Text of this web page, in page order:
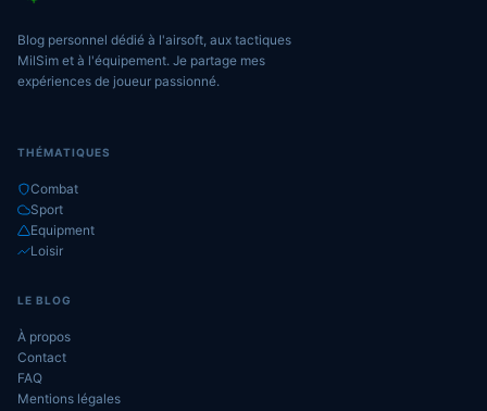
Blog personnel dédié à l'airsoft, aux tactiques
MilSim et à l'équipement. Je partage mes
expériences de joueur passionné.
THÉMATIQUES
Combat
Sport
Equipment
Loisir
LE BLOG
À propos
Contact
FAQ
Mentions légales